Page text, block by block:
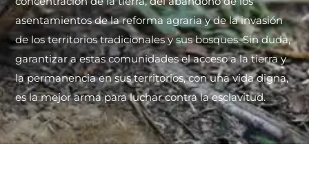
asentamientos de la reforma agraria y de la invasión
de los territorios tradicionales y sus bosques. Sin duda,
garantizar a estas comunidades el acceso a la tierra y
la permanencia en sus territorios, con una vida digna,
es la mejor arma para luchar contra la esclavitud.